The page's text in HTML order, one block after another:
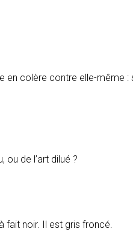
en colère contre elle-même
ou de l’art dilué ?
fait noir. Il est gris froncé.